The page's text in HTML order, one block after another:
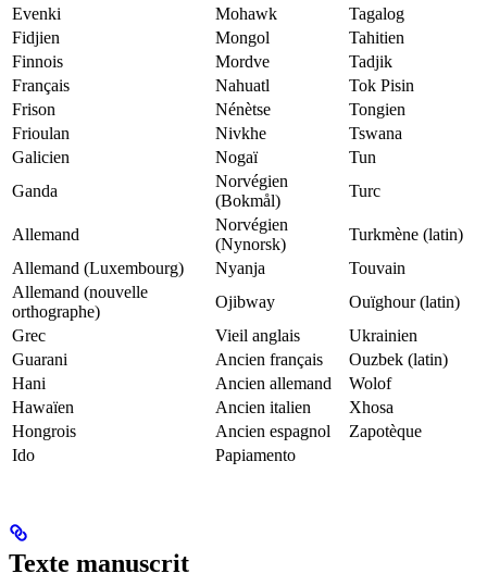
Evenki
Mohawk
Tagalog
Fidjien
Mongol
Tahitien
Finnois
Mordve
Tadjik
Français
Nahuatl
Tok Pisin
Frison
Nénètse
Tongien
Frioulan
Nivkhe
Tswana
Galicien
Nogaï
Tun
Ganda
Norvégien
(Bokmål)
Turc
Allemand
Norvégien
(Nynorsk)
Turkmène (latin)
Allemand (Luxembourg)
Nyanja
Touvain
Allemand (nouvelle
orthographe)
Ojibway
Ouïghour (latin)
Grec
Vieil anglais
Ukrainien
Guarani
Ancien français
Ouzbek (latin)
Hani
Ancien allemand
Wolof
Hawaïen
Ancien italien
Xhosa
Hongrois
Ancien espagnol
Zapotèque
Ido
Papiamento
Texte manuscrit